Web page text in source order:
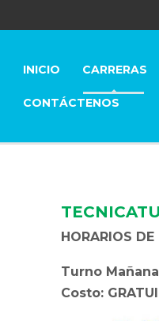
INICIO CARRERAS
CONTÁCTENOS
HORARIOS DE
Turno
Costo: